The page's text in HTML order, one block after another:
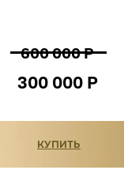
300 000 Р
600 000 Р
КУПИТЬ